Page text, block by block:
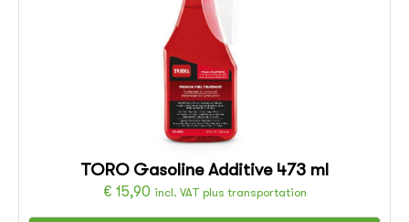
TORO Gasoline Additive 473 ml
€ 15,90 incl. VAT plus transportation